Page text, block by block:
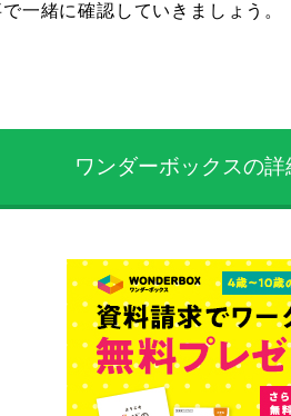
一緒に確認していきましょう。
ワンダーボックスの詳